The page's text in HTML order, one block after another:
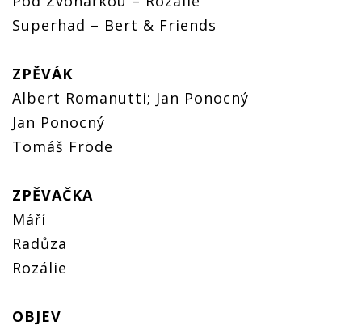
Superhad – Bert & Friends
ZPĚVÁK
Albert Romanutti; Jan Ponocný
Jan Ponocný
Tomáš Fröde
ZPĚVAČKA
Máří
Radůza
Rozálie
OBJEV